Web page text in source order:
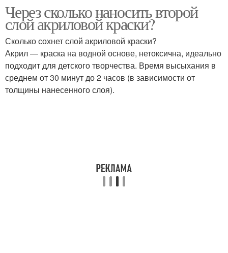
краска
Краска из баллончика
Алкидная краска Краска на пластике
Через сколько наносить второй
слой акриловой краски?
Сколько сохнет слой акриловой краски?
Акрил — краска на водной основе, нетоксична, идеально
подходит для детского творчества. Время высыхания в
среднем от 30 минут до 2 часов (в зависимости от
толщины нанесенного слоя).